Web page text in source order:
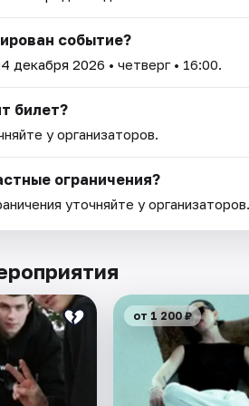
событие?
декабря 2026 • четверг • 16:00.
билет?
у организаторов.
ограничения?
уточняйте у организаторов.
от 1 200 ₽